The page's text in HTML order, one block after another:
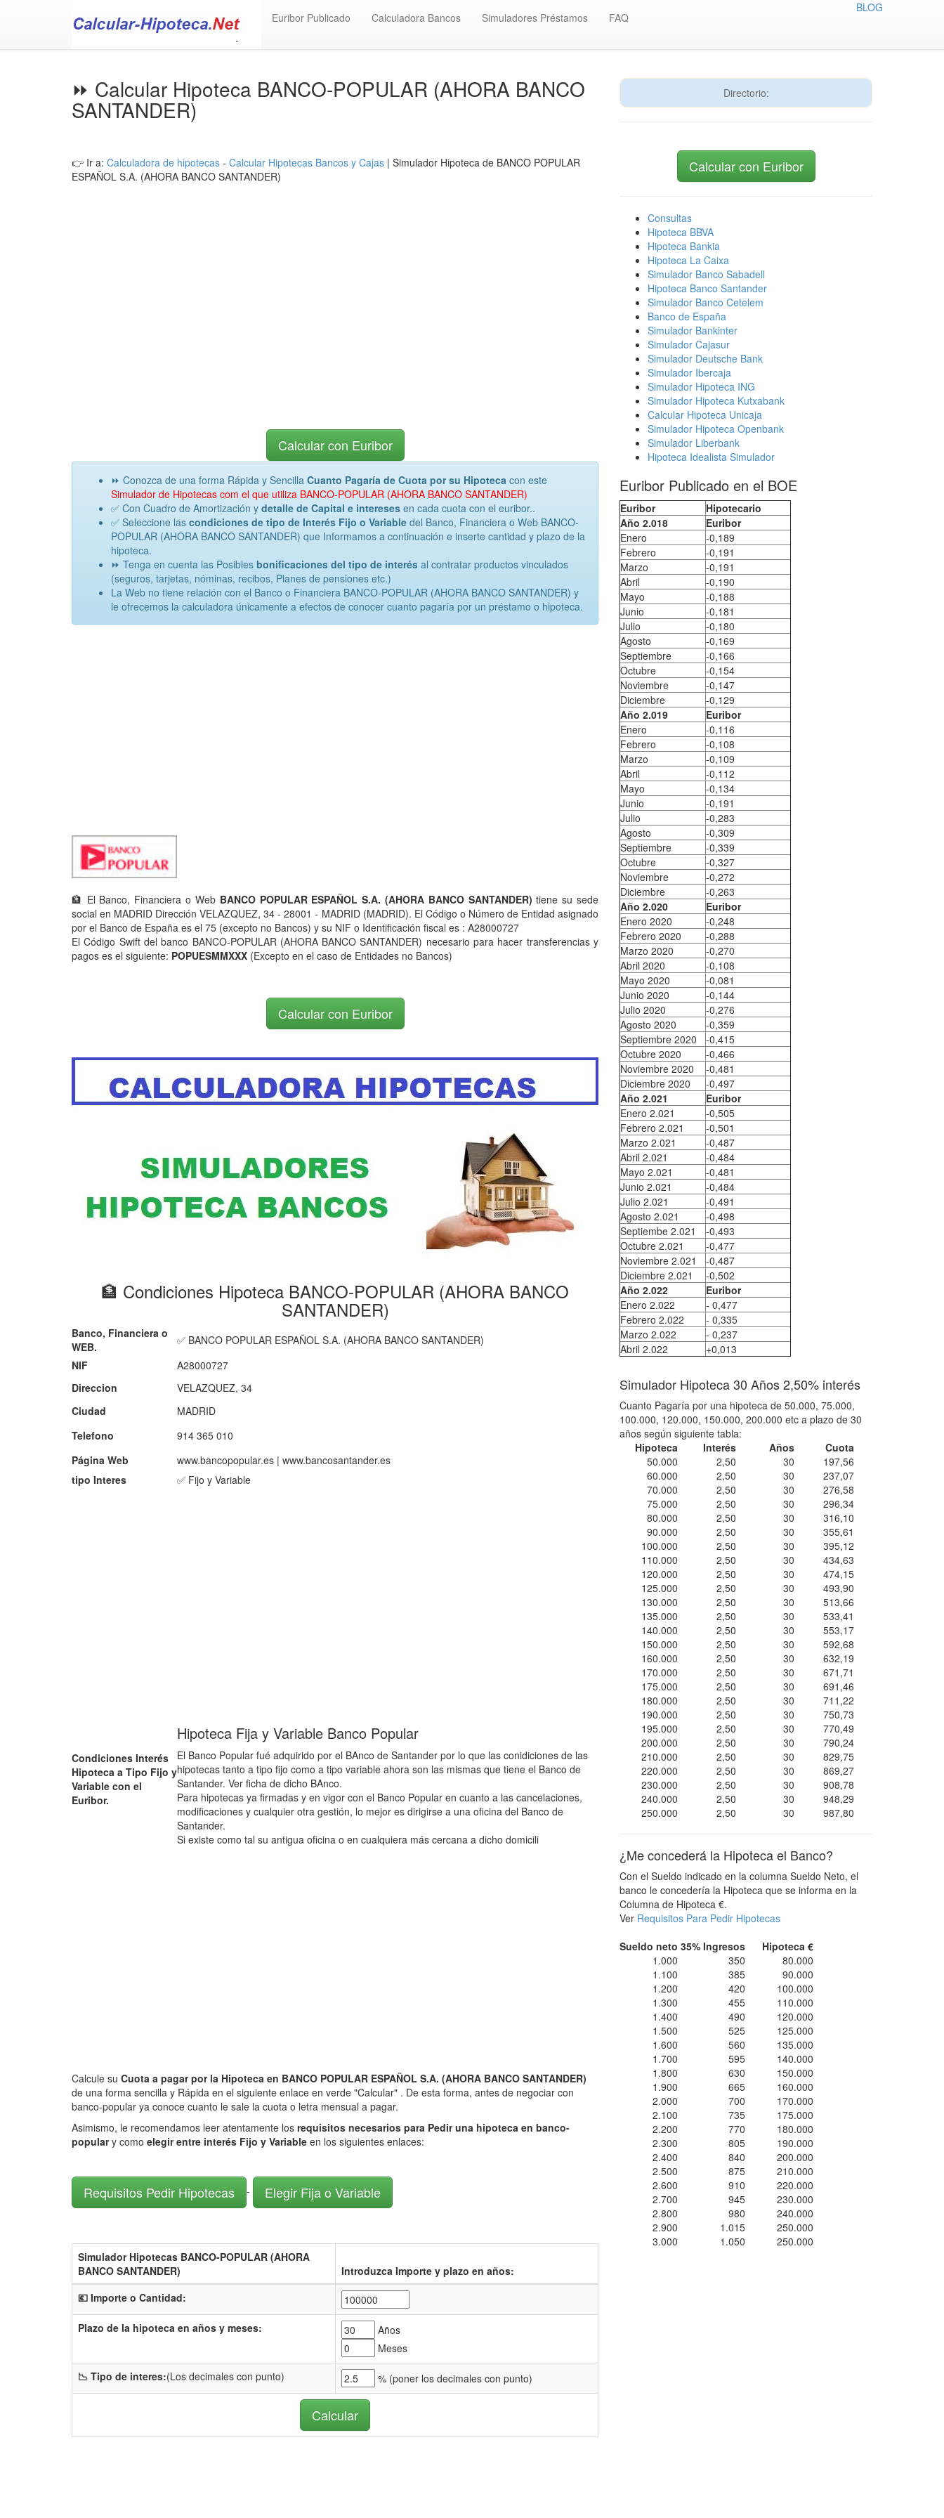
Euribor Publicado Calculadora Bancos Simuladores Préstamos FAQ
BLOG
⏩ Calcular Hipoteca BANCO-POPULAR (AHORA BANCO
SANTANDER)
👉 Ir a: Calculadora de hipotecas - Calcular Hipotecas Bancos y Cajas | Simulador Hipoteca de BANCO POPULAR
ESPAÑOL S.A. (AHORA BANCO SANTANDER)
Calcular con Euribor
⏩ Conozca de una forma Rápida y Sencilla Cuanto Pagaría de Cuota por su Hipoteca con este
Simulador de Hipotecas com el que utiliza BANCO-POPULAR (AHORA BANCO SANTANDER)
✅ Con Cuadro de Amortización y detalle de Capital e intereses en cada cuota con el euribor..
✅ Seleccione las condiciones de tipo de Interés Fijo o Variable del Banco, Financiera o Web BANCO-
POPULAR (AHORA BANCO SANTANDER) que Informamos a continuación e inserte cantidad y plazo de la
hipoteca.
⏩ Tenga en cuenta las Posibles bonificaciones del tipo de interés al contratar productos vinculados
(seguros, tarjetas, nóminas, recibos, Planes de pensiones etc.)
La Web no tiene relación con el Banco o Financiera BANCO-POPULAR (AHORA BANCO SANTANDER) y
le ofrecemos la calculadora únicamente a efectos de conocer cuanto pagaría por un préstamo o hipoteca.
🏦 El Banco, Financiera o Web BANCO POPULAR ESPAÑOL S.A. (AHORA BANCO SANTANDER) tiene su sede
social en MADRID Dirección VELAZQUEZ, 34 - 28001 - MADRID (MADRID). El Código o Número de Entidad asignado
por el Banco de España es el 75 (excepto no Bancos) y su NIF o Identificación fiscal es : A28000727
El Código Swift del banco BANCO-POPULAR (AHORA BANCO SANTANDER) necesario para hacer transferencias y
pagos es el siguiente: POPUESMMXXX (Excepto en el caso de Entidades no Bancos)
Calcular con Euribor
🏦 Condiciones Hipoteca BANCO-POPULAR (AHORA BANCO
SANTANDER)
Banco, Financiera o
WEB.
✅ BANCO POPULAR ESPAÑOL S.A. (AHORA BANCO SANTANDER)
NIF
A28000727
Direccion
VELAZQUEZ, 34
Ciudad
MADRID
Telefono
914 365 010
Página Web
www.bancopopular.es | www.bancosantander.es
tipo Interes
✅ Fijo y Variable
Condiciones Interés
Hipoteca a Tipo Fijo y
Variable con el
Euribor.
Hipoteca Fija y Variable Banco Popular
El Banco Popular fué adquirido por el BAnco de Santander por lo que las conidiciones de las
hipotecas tanto a tipo fijo como a tipo variable ahora son las mismas que tiene el Banco de
Santander. Ver ficha de dicho BAnco.
Para hipotecas ya firmadas y en vigor con el Banco Popular en cuanto a las cancelaciones,
modificaciones y cualquier otra gestión, lo mejor es dirigirse a una oficina del Banco de
Santander.
Si existe como tal su antigua oficina o en cualquiera más cercana a dicho domicili
Calcule su Cuota a pagar por la Hipoteca en BANCO POPULAR ESPAÑOL S.A. (AHORA BANCO SANTANDER)
de una forma sencilla y Rápida en el siguiente enlace en verde "Calcular" . De esta forma, antes de negociar con
banco-popular ya conoce cuanto le sale la cuota o letra mensual a pagar.
Asimismo, le recomendamos leer atentamente los requisitos necesarios para Pedir una hipoteca en banco-
populary como elegir entre interés Fijo y Variable en los siguientes enlaces:
Requisitos Pedir Hipotecas - Elegir Fija o Variable
Simulador Hipotecas BANCO-POPULAR (AHORA
BANCO SANTANDER)
Introduzca Importe y plazo en años:
💶 Importe o Cantidad:
Plazo de la hipoteca en años y meses:
Años
Meses
📉 Tipo de interes:(Los decimales con punto) % (poner los decimales con punto)
Directorio:
Calcular con Euribor
Consultas
Hipoteca BBVA
Hipoteca Bankia
Hipoteca La Caixa
Simulador Banco Sabadell
Hipoteca Banco Santander
Simulador Banco Cetelem
Banco de España
Simulador Bankinter
Simulador Cajasur
Simulador Deutsche Bank
Simulador Ibercaja
Simulador Hipoteca ING
Simulador Hipoteca Kutxabank
Calcular Hipoteca Unicaja
Simulador Hipoteca Openbank
Simulador Liberbank
Hipoteca Idealista Simulador
Euribor Publicado en el BOE
Euribor
Hipotecario
Año 2.018
Euribor
Enero
-0,189
Febrero
-0,191
Marzo
-0,191
Abril
-0,190
Mayo
-0,188
Junio
-0,181
Julio
-0,180
Agosto
-0,169
Septiembre
-0,166
Octubre
-0,154
Noviembre
-0,147
Diciembre
-0,129
Año 2.019
Euribor
Enero
-0,116
Febrero
-0,108
Marzo
-0,109
Abril
-0,112
Mayo
-0,134
Junio
-0,191
Julio
-0,283
Agosto
-0,309
Septiembre
-0,339
Octubre
-0,327
Noviembre
-0,272
Diciembre
-0,263
Año 2.020
Euribor
Enero 2020
-0,248
Febrero 2020
-0,288
Marzo 2020
-0,270
Abril 2020
-0,108
Mayo 2020
-0,081
Junio 2020
-0,144
Julio 2020
-0,276
Agosto 2020
-0,359
Septiembre 2020
-0,415
Octubre 2020
-0,466
Noviembre 2020
-0,481
Diciembre 2020
-0,497
Año 2.021
Euribor
Enero 2.021
-0,505
Febrero 2.021
-0,501
Marzo 2.021
-0,487
Abril 2.021
-0,484
Mayo 2.021
-0,481
Junio 2.021
-0,484
Julio 2.021
-0,491
Agosto 2.021
-0,498
Septiembe 2.021
-0,493
Octubre 2.021
-0,477
Noviembre 2.021
-0,487
Diciembre 2.021
-0,502
Año 2.022
Euribor
Enero 2.022
- 0,477
Febrero 2.022
- 0,335
Marzo 2.022
- 0,237
Abril 2.022
+0,013
Simulador Hipoteca 30 Años 2,50% interés
Cuanto Pagaría por una hipoteca de 50.000, 75.000,
100.000, 120.000, 150.000, 200.000 etc a plazo de 30
años según siguiente tabla:
Hipoteca
Interés Años
Cuota
50.000
2,50 30
197,56
60.000
2,50 30
237,07
70.000
2,50 30
276,58
75.000
2,50 30
296,34
80.000
2,50 30
316,10
90.000
2,50 30
355,61
100.000
2,50 30
395,12
110.000
2,50 30
434,63
120.000
2,50 30
474,15
125.000
2,50 30
493,90
130.000
2,50 30
513,66
135.000
2,50 30
533,41
140.000
2,50 30
553,17
150.000
2,50 30
592,68
160.000
2,50 30
632,19
170.000
2,50 30
671,71
175.000
2,50 30
691,46
180.000
2,50 30
711,22
190.000
2,50 30
750,73
195.000
2,50 30
770,49
200.000
2,50 30
790,24
210.000
2,50 30
829,75
220.000
2,50 30
869,27
230.000
2,50 30
908,78
240.000
2,50 30
948,29
250.000
2,50 30 987,80
¿Me concederá la Hipoteca el Banco?
Con el Sueldo indicado en la columna Sueldo Neto, el
banco le concedería la Hipoteca que se informa en la
Columna de Hipoteca €.
Ver Requisitos Para Pedir Hipotecas
Sueldo neto 35% Ingresos
Hipoteca €
1.000
350
80.000
1.100
385
90.000
1.200
420
100.000
1.300
455
110.000
1.400
490
120.000
1.500
525
125.000
1.600
560
135.000
1.700
595
140.000
1.800
630
150.000
1.900
665
160.000
2.000
700
170.000
2.100
735
175.000
2.200
770
180.000
2.300
805
190.000
2.400
840
200.000
2.500
875
210.000
2.600
910
220.000
2.700
945
230.000
2.800
980
240.000
2.900
1.015
250.000
3.000
1.050 250.000